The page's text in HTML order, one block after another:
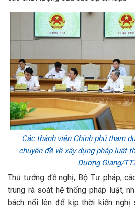
Các thành viên Chính phủ tham
chuyên đề về xây dựng pháp luật
Dương Giang/
Thủ tướng đề nghị, Bộ Tư pháp,
trung rà soát hệ thống pháp luật,
bách nổi lên để kịp thời kiến nghị